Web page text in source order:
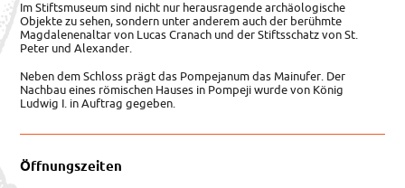
Im Stiftsmuseum sind nicht nur herausragende archäologische
Objekte zu sehen, sondern unter anderem auch der berühmte
Magdalenenaltar von Lucas Cranach und der Stiftsschatz von St.
Peter und Alexander.
Neben dem Schloss prägt das Pompejanum das Mainufer. Der
Nachbau eines römischen Hauses in Pompeji wurde von König
Ludwig I. in Auftrag gegeben.
Öffnungszeiten